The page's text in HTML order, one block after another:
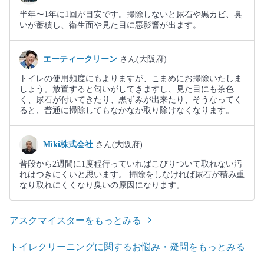
半年〜1年に1回が目安です。掃除しないと尿石や黒カビ、臭
いが蓄積し、衛生面や見た目に悪影響が出ます。
エーティークリーン さん(大阪府)
トイレの使用頻度にもよりますが、こまめにお掃除いたしま
しょう。放置すると匂いがしてきますし、見た目にも茶色
く、尿石が付いてきたり、黒ずみが出来たり、そうなってく
ると、普通に掃除してもなかなか取り除けなくなります。
Miki株式会社 さん(大阪府)
普段から2週間に1度程行っていればこびりついて取れない汚
れはつきにくいと思います。 掃除をしなければ尿石が積み重
なり取れにくくなり臭いの原因になります。
アスクマイスターをもっとみる
トイレクリーニングに関するお悩み・疑問をもっとみる